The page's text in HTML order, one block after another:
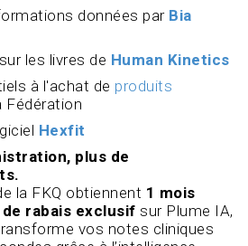
données par Bia
les livres de Human Kinetics
à l'achat de produits
Fédération
Hexfit
plus de
la FKQ obtiennent 1 mois
rabais exclusif sur Plume IA,
vos notes cliniques